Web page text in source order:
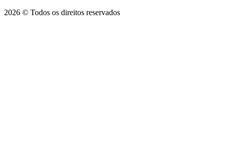
2026 © Todos os direitos reservados